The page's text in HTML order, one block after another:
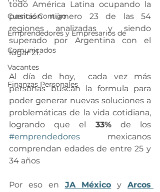
Cuentas Contigo
Emprendedores y Empresarios de
Comunicados
Vacantes
Finanzas Personales
todo América Latina ocupando la
posición número 23 de las 54
regiones analizadas y siendo
superado por Argentina con el
lugar 21.
Al día de hoy,  cada vez más
personas buscan la formula para
poder generar nuevas soluciones a
problemáticas de la vida cotidiana,
logrando que el 33%
#emprendedores mexicanos
comprendan edades de entre 25 y
34 años
Por eso en JA México y Arcos